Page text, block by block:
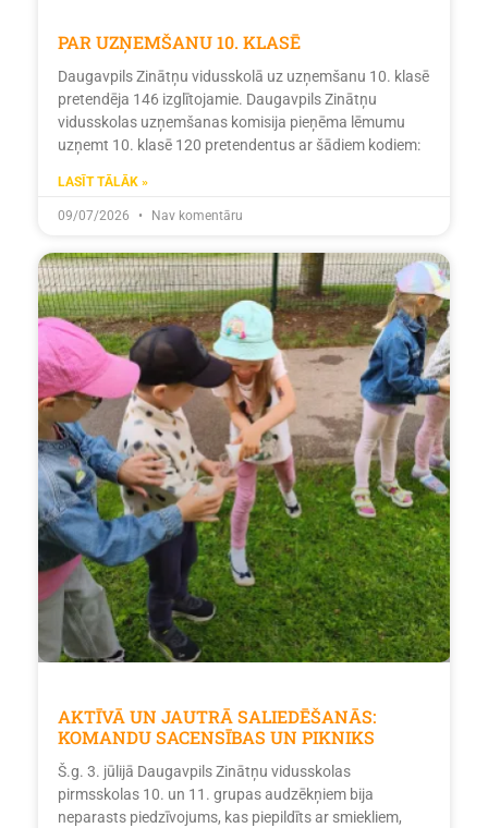
PAR UZŅEMŠANU 10. KLASĒ
Daugavpils Zinātņu vidusskolā uz uzņemšanu 10. klasē
pretendēja 146 izglītojamie. Daugavpils Zinātņu
vidusskolas uzņemšanas komisija pieņēma lēmumu
uzņemt 10. klasē 120 pretendentus ar šādiem kodiem:
LASĪT TĀLĀK »
09/07/2026 Nav komentāru
AKTĪVĀ UN JAUTRĀ SALIEDĒŠANĀS:
KOMANDU SACENSĪBAS UN PIKNIKS
Š.g. 3. jūlijā Daugavpils Zinātņu vidusskolas
pirmsskolas 10. un 11. grupas audzēkņiem bija
neparasts piedzīvojums, kas piepildīts ar smiekliem,